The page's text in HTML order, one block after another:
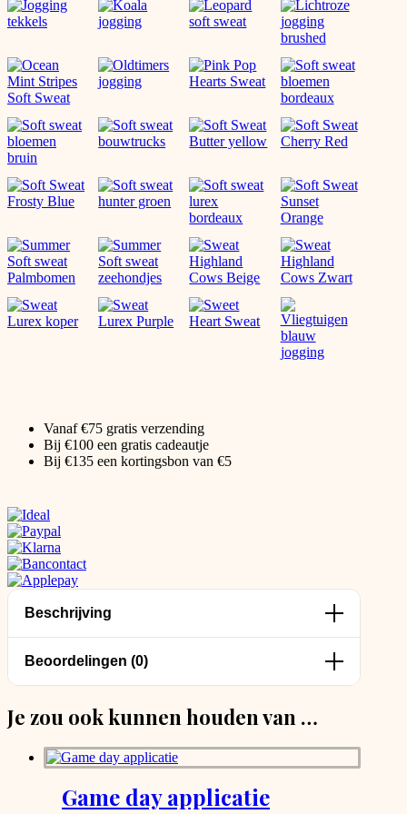
Vanaf €75 gratis verzending
Bij €100 een gratis cadeautje
Bij €135 een kortingsbon van €5
Beschrijving
Beoordelingen (0)
Je zou ook kunnen houden van …
Game day applicatie